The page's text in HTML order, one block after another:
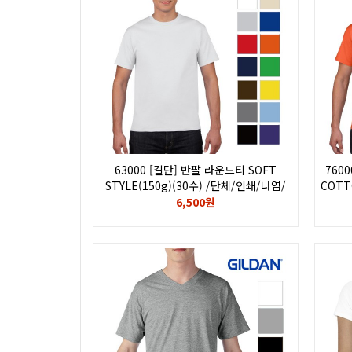
63000 [길단] 반팔 라운드티 SOFT
STYLE(150g)(30수) /단체/인쇄/나염/
전사/후로피/칼라/자수/로고/GILDAN
6,500원